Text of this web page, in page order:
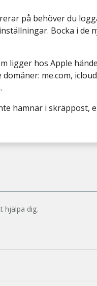
på behöver du
Bocka i de
ligger hos Apple
me.com,
hamnar i skräppost,
hjälpa dig.